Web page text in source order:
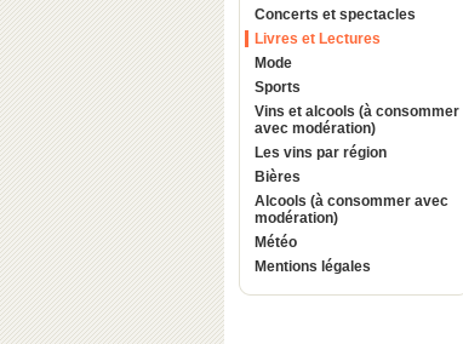
Concerts et spectacles
Livres et Lectures
Mode
Sports
Vins et alcools (à consommer
avec modération)
Les vins par région
Bières
Alcools (à consommer avec
modération)
Météo
Mentions légales